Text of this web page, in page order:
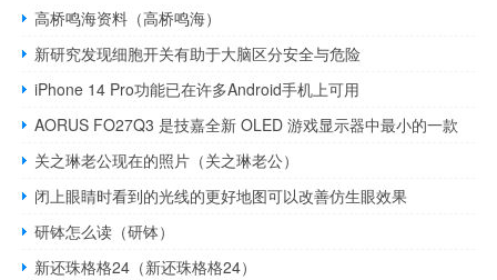
高桥鸣海资料（高桥鸣海）
新研究发现细胞开关有助于大脑区分安全与危险
iPhone 14 Pro功能已在许多Android手机上可用
AORUS FO27Q3 是技嘉全新 OLED 游戏显示器中最小的一款
关之琳老公现在的照片（关之琳老公）
闭上眼睛时看到的光线的更好地图可以改善仿生眼效果
研钵怎么读（研钵）
新还珠格格24（新还珠格格24）